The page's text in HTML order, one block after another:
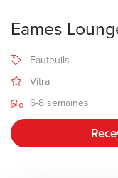
Eames
Fauteuils
Vitra
6-8 semaines